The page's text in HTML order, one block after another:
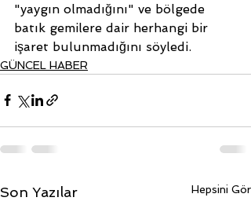
"yaygın olmadığını" ve bölgede
batık gemilere dair herhangi bir
işaret bulunmadığını söyledi.
GÜNCEL HABER
Son Yazılar Hepsini Gör